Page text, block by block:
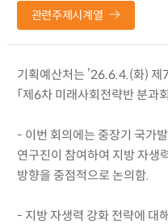
관련주제시계열
기획예산처는 ’26.6.4.(화) 제
「제6차 미래사회전략반 분과
- 이번 회의에는 중장기 국가
연구진이 참여하여 지방 자생
방향을 중점적으로 논의함.
- 지방 자생력 강화 전략에 대